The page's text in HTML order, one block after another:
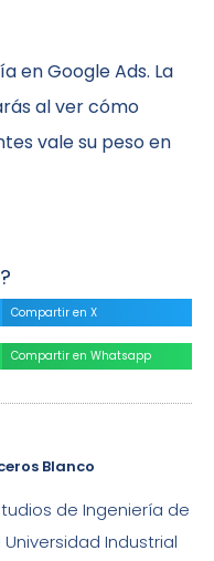
en Google Ads. La
al ver cómo
vale su peso en
Compartir en X
Compartir en Whatsapp
Blanco
de Ingeniería de
Industrial